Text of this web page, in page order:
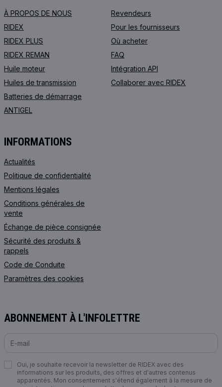
À PROPOS DE NOUS
RIDEX
RIDEX PLUS
RIDEX REMAN
Huile moteur
Huiles de transmission
Batteries de démarrage
ANTIGEL
Revendeurs
Pour les fournisseurs
Où acheter
FAQ
Intégration API
Collaborer avec RIDEX
INFORMATIONS
Actualités
Politique de confidentialité
Mentions légales
Conditions générales de
vente
Échange de pièce consignée
Sécurité des produits &
rappels
Code de Сonduite
Paramètres des cookies
ABONNEMENT À L'INFOLETTRE
Oui, je souhaite recevoir la newsletter de RIDEX avec des
informations sur les produits, des offres et d'autres contenus
apparentés. Mon consentement s'étend également à la mesure de